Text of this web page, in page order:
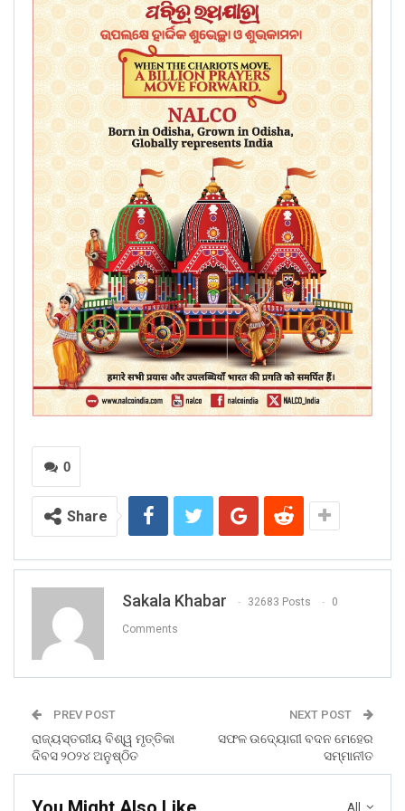
0
Share
Sakala Khabar 32683 Posts 0
Comments
PREV POST
ରାଜ୍ୟସ୍ତରୀୟ ବିଶ୍ୱ ମୃତ୍ତିକା
ଦିବସ ୨୦୨୪ ଅନୁଷ୍ଠିତ
NEXT POST
ସଫଳ ଉଦ୍ୟୋଗୀ ବଦନ ମେହେର
ସମ୍ମାନୀତ
All